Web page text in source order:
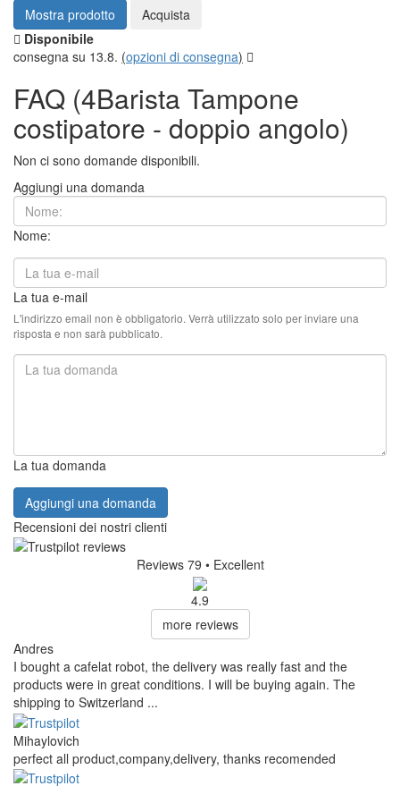
Mostra prodotto
Acquista
Disponibile
consegna su 13.8. (opzioni di consegna)
FAQ (4Barista Tampone
costipatore - doppio angolo)
Non ci sono domande disponibili.
Aggiungi una domanda
Nome:
La tua e-mail
L'indirizzo email non è obbligatorio. Verrà utilizzato solo per inviare una
risposta e non sarà pubblicato.
La tua domanda
Aggiungi una domanda
Recensioni dei nostri clienti
Reviews 79 • Excellent
4.9
more reviews
Andres
I bought a cafelat robot, the delivery was really fast and the
products were in great conditions. I will be buying again. The
shipping to Switzerland ...
Mihaylovich
perfect all product,company,delivery, thanks recomended